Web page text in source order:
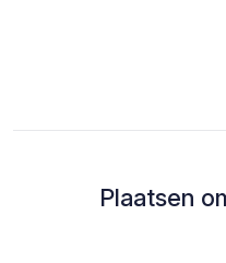
Plaatsen